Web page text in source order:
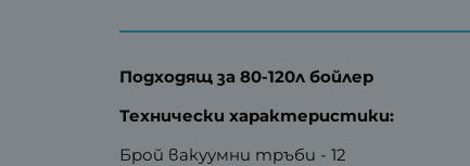
Подходящ за 80-120л бойлер
Технически характеристики:
Брой вакуумни тръби - 12